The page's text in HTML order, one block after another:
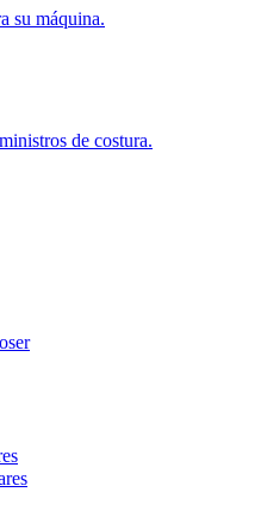
su máquina.
de costura.